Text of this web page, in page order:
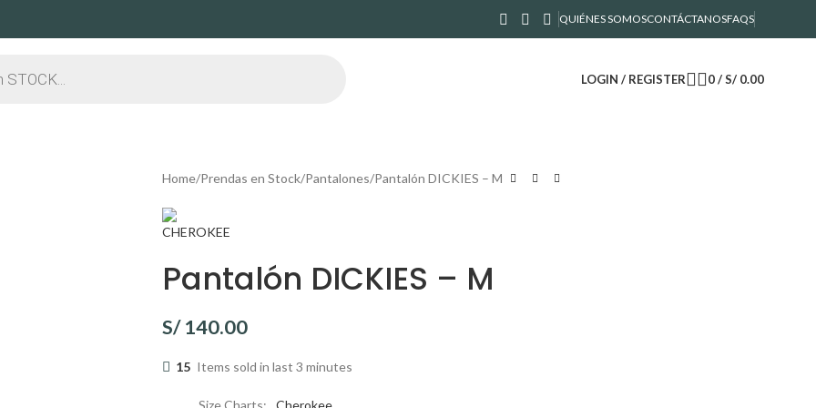
QUIÉNES SOMOSCONTÁCTANOSFAQS
LOGIN / REGISTER 0/ S/0.00
Home Prendas en Stock Pantalones Pantalón DICKIES – M
Pantalón DICKIES – M
S/140.00
15 Items sold in last 3 minutes
Size Charts Cherokee